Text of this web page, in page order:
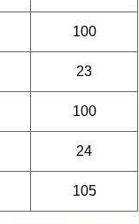
100
23
100
24
105